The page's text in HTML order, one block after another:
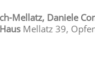
Mellatz, Daniele
Mellatz 39,